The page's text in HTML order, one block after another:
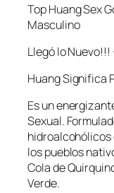
g
S
e
x
G
t
a
s
–
P
i
Top Huang Sex
Masculino
Llegó lo
Huang Significa
Es un
Sexual.
hidroalcohólicos
los pueblos
Cola de
Verde.